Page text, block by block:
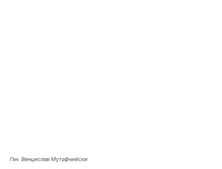
Ген. Венцислав Мутафчийски